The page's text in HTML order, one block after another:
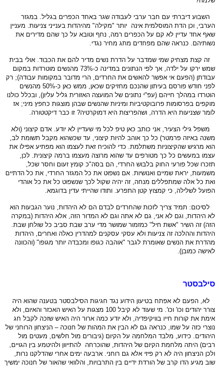
השבוע דיברתי עם חבר ערבי לעבודה שגר באחד הכפרים בגליל. במגזר
הערבי, וכן הדת המוסלמית אינה יותר "מקילה" מהיהדות בענייני צניעות. מעניין
שאף אחד עדיין לא קם על הכפרים רמה, נחף וטובא על כך שהם מדירים את
נשותיהם. כנראה שהם מפחדים מתג מחיר נגדי.
זה קצת מצחיק שמי שמדבר על הדרת נשים מדיר להם את הכבוד. אולי בבית
שמש ירקו על ילדה, אך לפי הנתונים במדינה
כ-73% מהנשים מוטרדות במקום
עבודתן (הפעם אי אפשר להאשים את החרדים, הרי מדובר במקומות עבודה); רק
לפני חודש פורסם בעיתון שהנכם מחזיקים שכאן, ממש כאן כ-50% מהנשים
הוטרדו במהלך חייהם (עפ"י נתונים של המועצה האזורית גליל עליון), ובכלל כולנו
מוקפים בפרסומות פרובוקטיביות ומיניות שהנשים שבהן מוצגות כחפץ מיני; אז
לומר שצניעות היא הדרה, ושהפריצות היא דמוקרטיה? זו כבר דיקטטורה.
משפל גילי הצעיר, אני כותב כאן טיפ לכל מי שעדיין לא יודע. אדם קיצוני (ולא
משנה באיזה פרמטר) כל כך אוהב להיות קיצוני, עד שכשהוא מקבל תשומת לב,
הוא מרגיש שהקיצוניות משתלמת. כדי להוכיח זאת לעצמו הוא מפתיע אפילו את
עצמו במעשים כל כך מטורפים עד שהוא מרוצה מעצמו ברמה קיצונית. לכן,
תזכרו שכל פורעי החוק בלבוש החרדי, הם בסה"כ קומץ זעום וחסר שכל,
משמעות, יראת שמיים ואנושיות. אם נשפוט את כל המגזר החרדי, את כל הדתיים
ואת כל אלה שמתפללים מנחה, זה יהיה שקול לכך שנשפוט כל את כל אוהדי
הפועל לשלילה, כי קמצוץ קטן התפרע. ותודו שהייתי עדין בדוגמא.
לסיכום: תמיד צריך לזכות שהחרדים לבדם הם לא היהדות, נוער הגבעות הוא
לא היהדות, וגם לא אני, גם לא אתה וגם לא המדור הזה, אלא היהדות (במקרה
הזה) זה השיר "אשת חיל" כמזמור שמושר מדי ערב שבת סביב כל שולחן שבת.
היהדות וההלכה זה צניעות ולא עסקי עסקנים למהדרין כאלה ואחרים, היהדות
מהדרת את הנשים שאומרת לגבר "אוהבה כגופו ומכבדה יותר מגופו" (והכוונה
לאישה כמובן).
סילבסטר
לא, הפעם לא אפתח בטיעון הידוע נגד חגיגות הסילבסטר בטענה שהוא היה
צורר יהודים וכו' וכו'. מי שעוד לא קיבל 100 מצגות על האיש האכזר והאיום, ולא
אימת את קורות חייו בוויקיפדיה, ולא יודע כמה ארור היה האיש שזכה לקבל חג
נוצרי כזה על שמו, כנראה גם לא הבין את המהות של חנוכה – הניצחון הרוחני של
היהודים. כידוע, מלבד המלחמה על הקיום (גיבורים מול חלשים, מעטים מול
רבים) היתה מלחמת הקיום של היהדות, שהוכרחה להתייוון ולהיטמע בין הגויים,
ולכן הניצחון היה לא רק פיזי אלא גם רוחני. ארבעה ימים אחרי שהדלקנו נרות,
שוב מגיע הדו קרב של הורדת ידיים בין התרבויות, והלוואי שהאור של חנוכה ימשיך